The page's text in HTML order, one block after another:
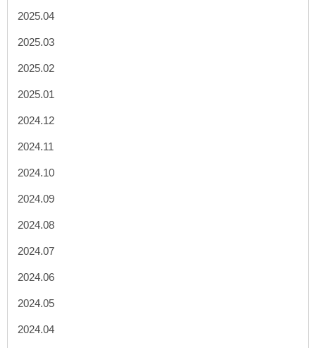
2025.04
2025.03
2025.02
2025.01
2024.12
2024.11
2024.10
2024.09
2024.08
2024.07
2024.06
2024.05
2024.04